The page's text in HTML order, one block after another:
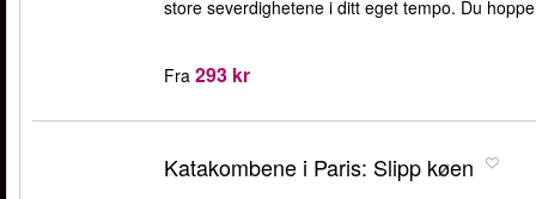
store severdighetene i ditt eget tempo. Du
Fra 293 kr
Katakombene i Paris: Slipp køen